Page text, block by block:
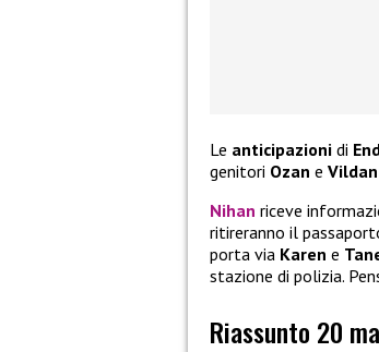
Le anticipazioni di
genitori Ozan e Vildan
Nihan riceve
ritireranno il
porta via Karen e
stazione di polizia.
Riassunto 20